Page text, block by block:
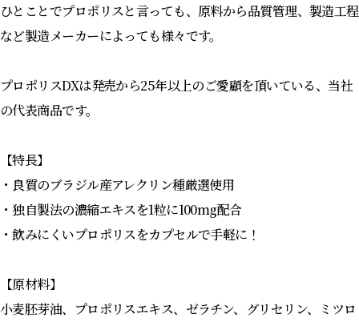
ひとことでプロポリスと言っても、原料から品質管理、製造工程
など製造メーカーによっても様々です。
プロポリスDXは発売から25年以上のご愛顧を頂いている、当社
の代表商品です。
【特長】
・良質のブラジル産アレクリン種厳選使用
・独自製法の濃縮エキスを1粒に100mg配合
・飲みにくいプロポリスをカプセルで手軽に！
【原材料】
小麦胚芽油、プロポリスエキス、ゼラチン、グリセリン、ミツロ